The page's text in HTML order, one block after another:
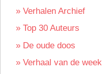
» Verhalen Archief
» Top 30 Auteurs
» De oude doos
» Verhaal van de week